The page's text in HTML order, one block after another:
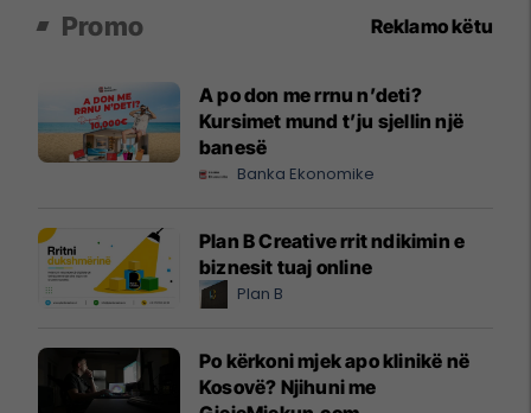
Promo Reklamo këtu
A po don me rrnu n’deti?
Kursimet mund t’ju sjellin një
banesë
Banka Ekonomike
Plan B Creative rrit ndikimin e
biznesit tuaj online
Plan B
Po kërkoni mjek apo klinikë në
Kosovë? Njihuni me